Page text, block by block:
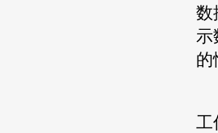
数
示
的
工